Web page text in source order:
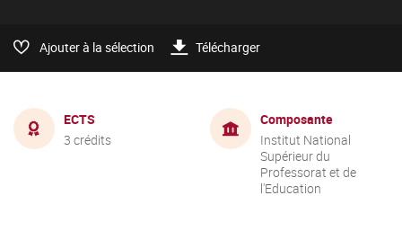
Ajouter à la sélection Télécharger
ECTS
3 crédits
Composante
Institut National
Supérieur du
Professorat et de
l'Education